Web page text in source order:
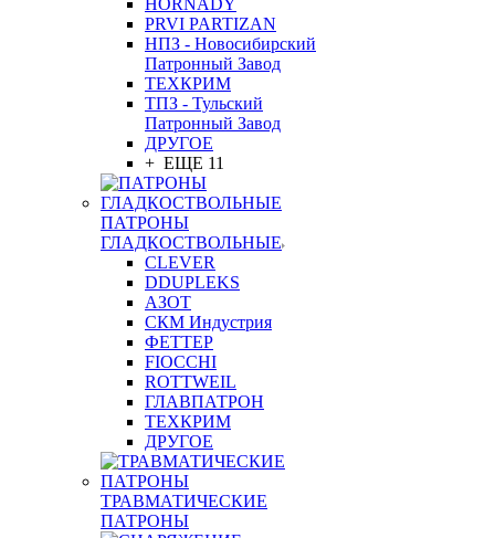
HORNADY
PRVI PARTIZAN
НПЗ - Новосибирский
Патронный Завод
ТЕХКРИМ
ТПЗ - Тульский
Патронный Завод
ДРУГОЕ
+ ЕЩЕ 11
ПАТРОНЫ
ГЛАДКОСТВОЛЬНЫЕ
CLEVER
DDUPLEKS
АЗОТ
СКМ Индустрия
ФЕТТЕР
FIOCCHI
ROTTWEIL
ГЛАВПАТРОН
ТЕХКРИМ
ДРУГОЕ
ТРАВМАТИЧЕСКИЕ
ПАТРОНЫ